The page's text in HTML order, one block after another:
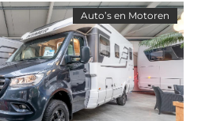
Auto’s en Motoren